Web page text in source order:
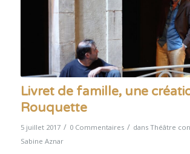
Livret de famille, une
Rouquette
5 juillet 2017 / 0 Commentaires / dans Théâtre
Sabine Aznar